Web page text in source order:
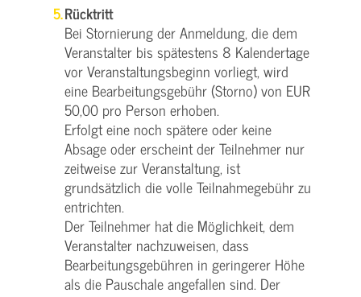
Rücktritt
Bei Stornierung der Anmeldung, die dem
Veranstalter bis spätestens 8 Kalendertage
vor Veranstaltungsbeginn vorliegt, wird
eine Bearbeitungsgebühr (Storno) von EUR
50,00 pro Person erhoben.
Erfolgt eine noch spätere oder keine
Absage oder erscheint der Teilnehmer nur
zeitweise zur Veranstaltung, ist
grundsätzlich die volle Teilnahmegebühr zu
entrichten.
Der Teilnehmer hat die Möglichkeit, dem
Veranstalter nachzuweisen, dass
Bearbeitungsgebühren in geringerer Höhe
als die Pauschale angefallen sind. Der